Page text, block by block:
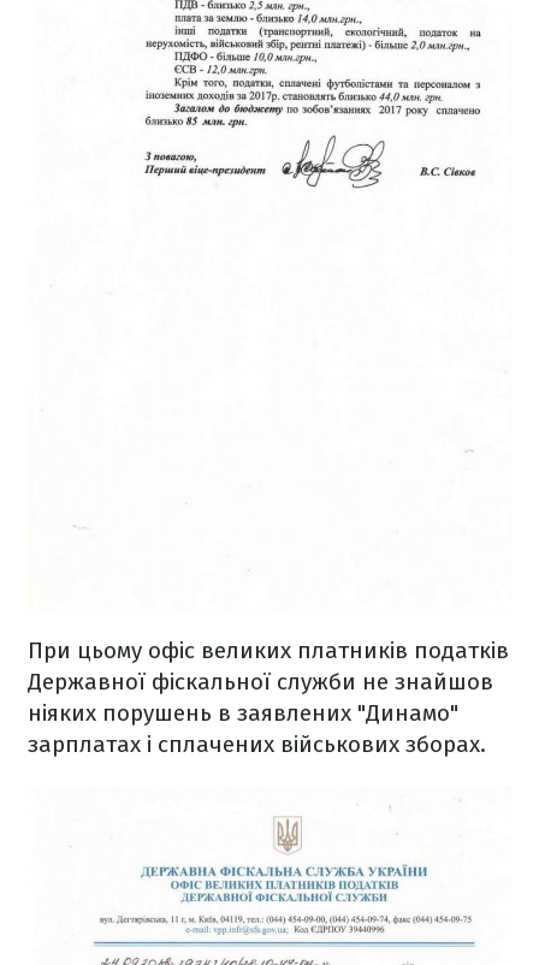
При цьому офіс великих платників податків
Державної фіскальної служби не знайшов
ніяких порушень в заявлених "Динамо"
зарплатах і сплачених військових зборах.